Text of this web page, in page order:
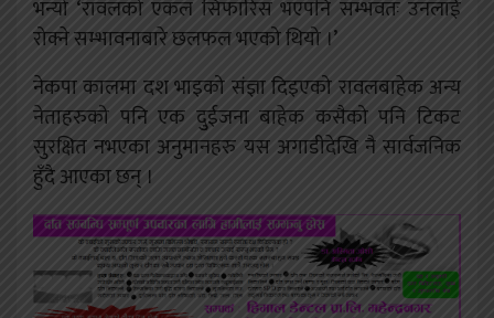
भन्यो ‘रावलको एकल सिफारिस भएपनि सम्भवतः उनलाई
रोक्ने सम्भावनाबारे छलफल भएको थियो ।’
नेकपा कालमा दश भाइको संज्ञा दिइएको रावलबाहेक अन्य
नेताहरुको पनि एक दुुईजना बाहेक कसैको पनि टिकट
सुरक्षित नभएका अनुमानहरु यस अगाडीदेखि नै सार्वजनिक
हुँदै आएका छन् ।